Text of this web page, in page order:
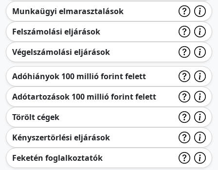
Munkaügyi elmarasztalások
Felszámolási eljárások
Végelszámolási eljárások
Adóhiányok 100 millió forint felett
Adótartozások 100 millió forint felett
Törölt cégek
Kényszertörlési eljárások
Feketén foglalkoztatók